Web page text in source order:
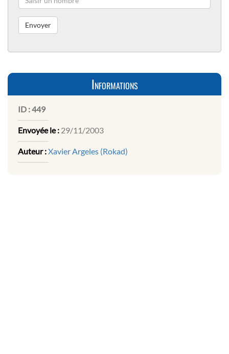
Informations
ID :449
Envoyée le : 29/11/2003
Auteur :Xavier Argeles (Rokad)